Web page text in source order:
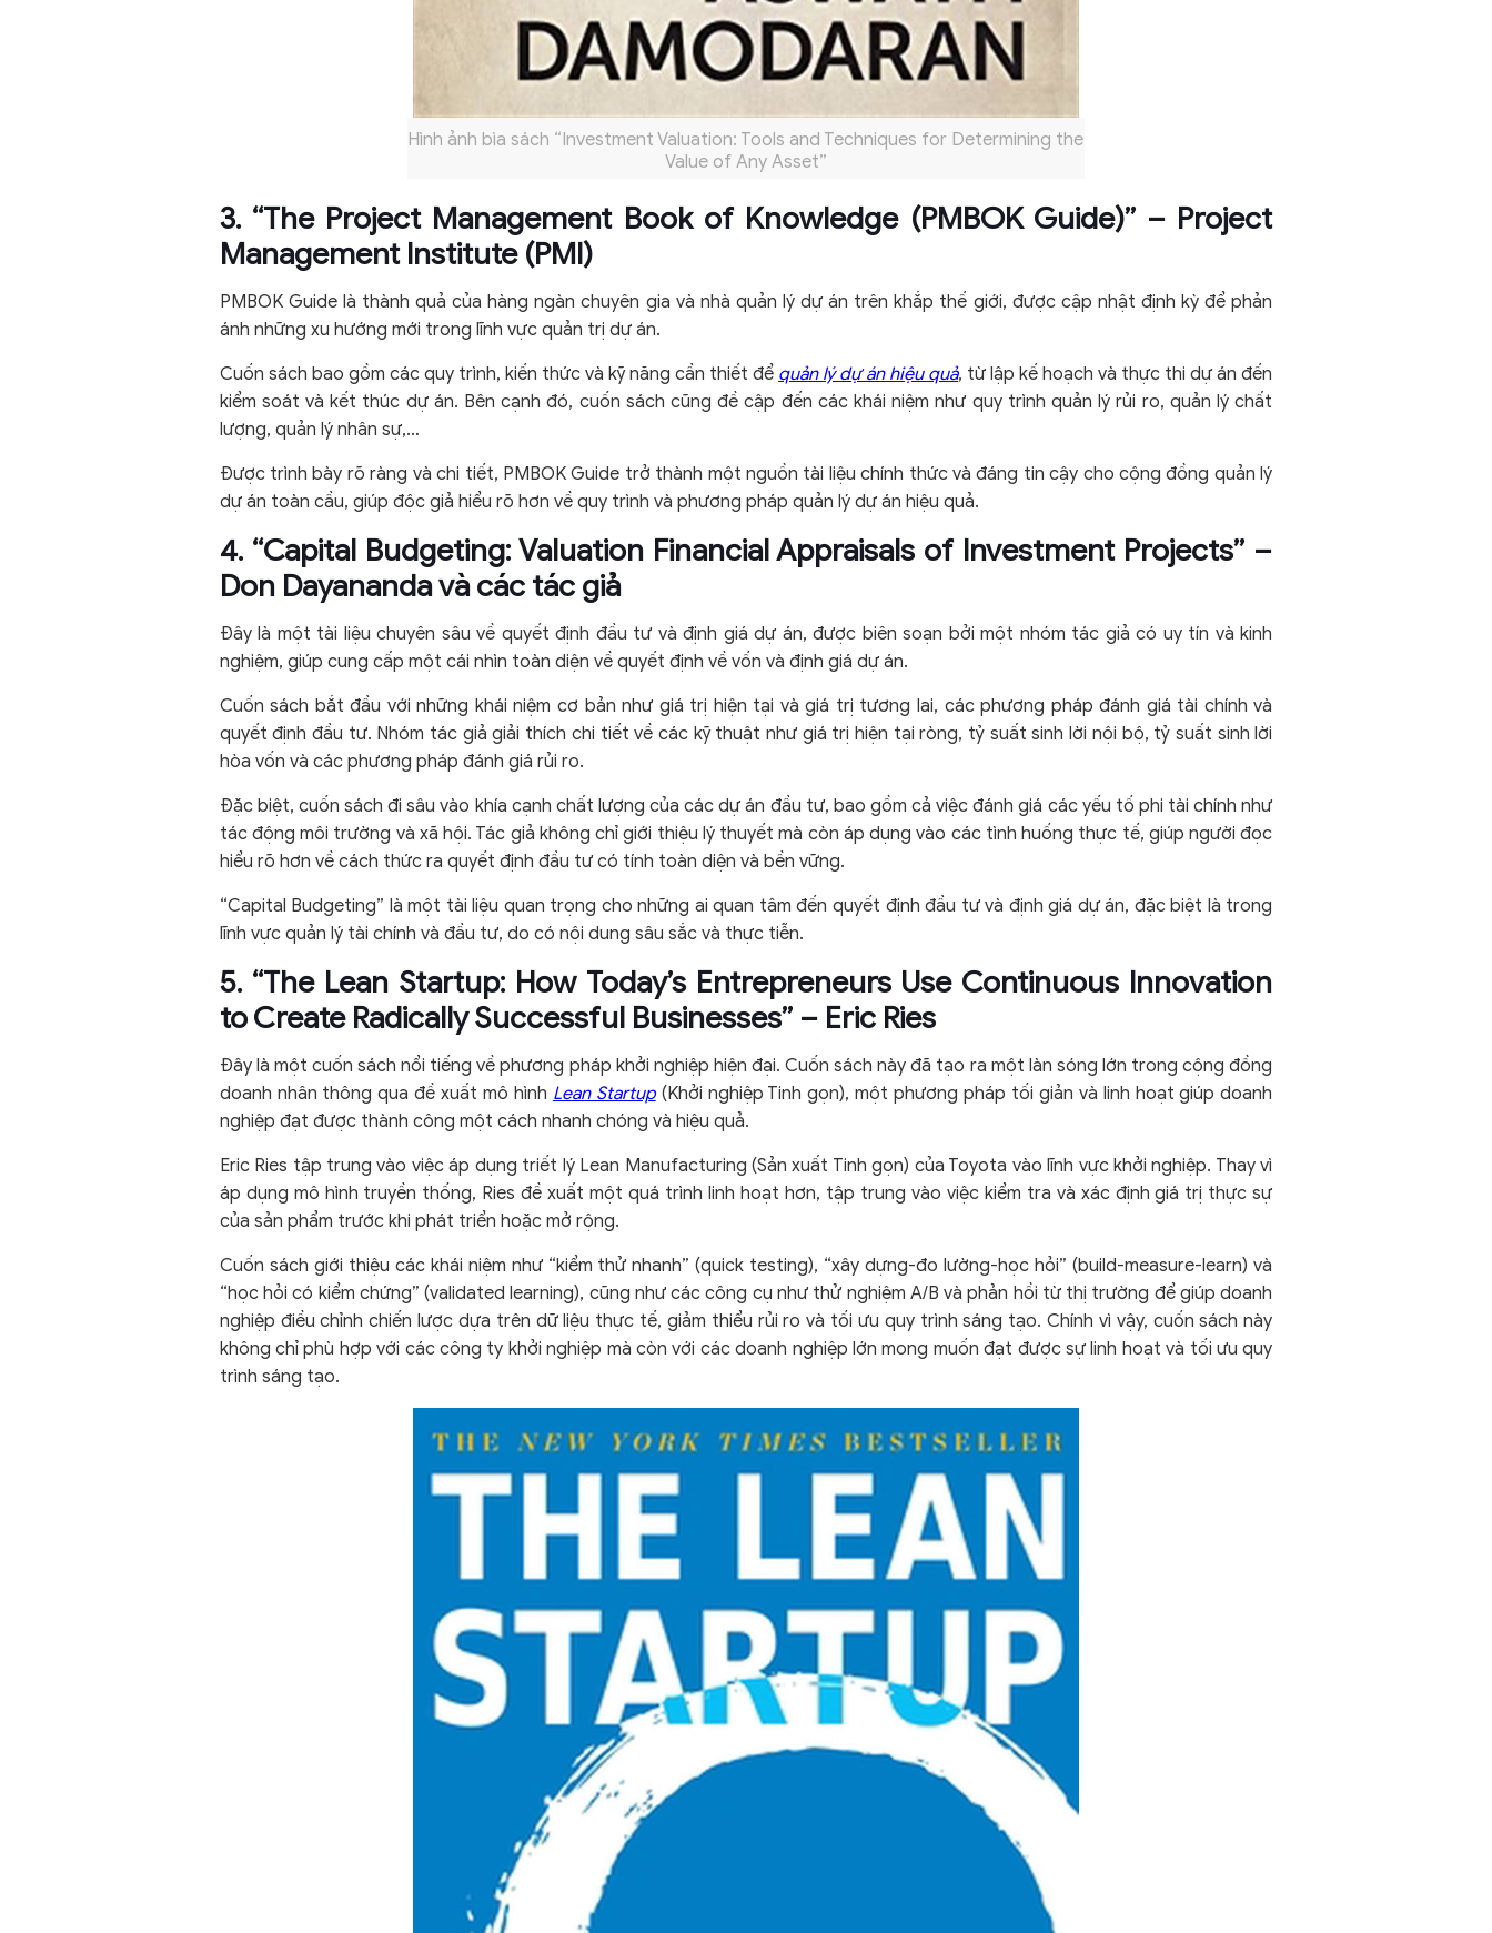
Hình ảnh bìa sách “Investment Valuation: Tools and Techniques for Determining the
Value of Any Asset”
3. “The Project Management Book of Knowledge (PMBOK Guide)” – Project
Management Institute (PMI)
PMBOK Guide là thành quả của hàng ngàn chuyên gia và nhà quản lý dự án trên khắp thế giới, được cập nhật định kỳ để phản
ánh những xu hướng mới trong lĩnh vực quản trị dự án.
Cuốn sách bao gồm các quy trình, kiến thức và kỹ năng cần thiết để quản lý dự án hiệu quả, từ lập kế hoạch và thực thi dự án đến
kiểm soát và kết thúc dự án. Bên cạnh đó, cuốn sách cũng đề cập đến các khái niệm như quy trình quản lý rủi ro, quản lý chất
lượng, quản lý nhân sự,…
Được trình bày rõ ràng và chi tiết, PMBOK Guide trở thành một nguồn tài liệu chính thức và đáng tin cậy cho cộng đồng quản lý
dự án toàn cầu, giúp độc giả hiểu rõ hơn về quy trình và phương pháp quản lý dự án hiệu quả.
4. “Capital Budgeting: Valuation Financial Appraisals of Investment Projects” –
Don Dayananda và các tác giả
Đây là một tài liệu chuyên sâu về quyết định đầu tư và định giá dự án, được biên soạn bởi một nhóm tác giả có uy tín và kinh
nghiệm, giúp cung cấp một cái nhìn toàn diện về quyết định về vốn và định giá dự án.
Cuốn sách bắt đầu với những khái niệm cơ bản như giá trị hiện tại và giá trị tương lai, các phương pháp đánh giá tài chính và
quyết định đầu tư. Nhóm tác giả giải thích chi tiết về các kỹ thuật như giá trị hiện tại ròng, tỷ suất sinh lời nội bộ, tỷ suất sinh lời
hòa vốn và các phương pháp đánh giá rủi ro.
Đặc biệt, cuốn sách đi sâu vào khía cạnh chất lượng của các dự án đầu tư, bao gồm cả việc đánh giá các yếu tố phi tài chính như
tác động môi trường và xã hội. Tác giả không chỉ giới thiệu lý thuyết mà còn áp dụng vào các tình huống thực tế, giúp người đọc
hiểu rõ hơn về cách thức ra quyết định đầu tư có tính toàn diện và bền vững.
“Capital Budgeting” là một tài liệu quan trọng cho những ai quan tâm đến quyết định đầu tư và định giá dự án, đặc biệt là trong
lĩnh vực quản lý tài chính và đầu tư, do có nội dung sâu sắc và thực tiễn.
5. “The Lean Startup: How Today’s Entrepreneurs Use Continuous Innovation
to Create Radically Successful Businesses” – Eric Ries
Đây là một cuốn sách nổi tiếng về phương pháp khởi nghiệp hiện đại. Cuốn sách này đã tạo ra một làn sóng lớn trong cộng đồng
doanh nhân thông qua đề xuất mô hình Lean Startup(Khởi nghiệp Tinh gọn), một phương pháp tối giản và linh hoạt giúp doanh
nghiệp đạt được thành công một cách nhanh chóng và hiệu quả.
Eric Ries tập trung vào việc áp dụng triết lý Lean Manufacturing (Sản xuất Tinh gọn) của Toyota vào lĩnh vực khởi nghiệp. Thay vì
áp dụng mô hình truyền thống, Ries đề xuất một quá trình linh hoạt hơn, tập trung vào việc kiểm tra và xác định giá trị thực sự
của sản phẩm trước khi phát triển hoặc mở rộng.
Cuốn sách giới thiệu các khái niệm như “kiểm thử nhanh” (quick testing), “xây dựng-đo lường-học hỏi” (build-measure-learn) và
“học hỏi có kiểm chứng” (validated learning), cũng như các công cụ như thử nghiệm A/B và phản hồi từ thị trường để giúp doanh
nghiệp điều chỉnh chiến lược dựa trên dữ liệu thực tế, giảm thiểu rủi ro và tối ưu quy trình sáng tạo. Chính vì vậy, cuốn sách này
không chỉ phù hợp với các công ty khởi nghiệp mà còn với các doanh nghiệp lớn mong muốn đạt được sự linh hoạt và tối ưu quy
trình sáng tạo.